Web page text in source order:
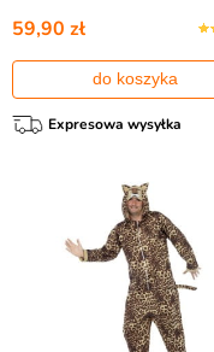
59,90 zł
do koszyka
Expresowa wysyłka